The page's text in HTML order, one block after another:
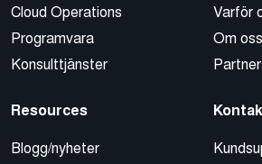
Cloud Operations
Programvara
Konsulttjänster
Varför
Om oss
Resources
Blogg/nyheter